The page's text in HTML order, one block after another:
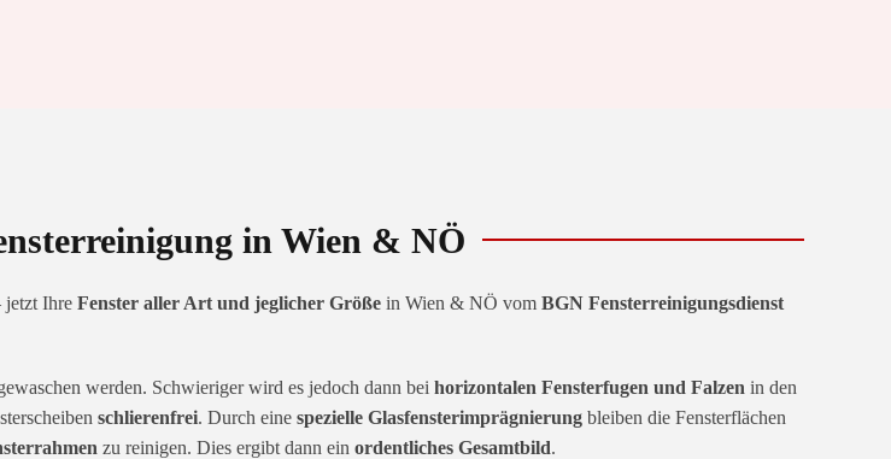
in Wien & NÖ
jetzt Ihre Fenster aller Art und jeglicher Größe in Wien & NÖ vom BGN Fensterreinigungsdienst
werden. Schwieriger wird es jedoch dann bei horizontalen Fensterfugen und Falzen in den
schlierenfrei. Durch eine spezielle Glasfensterimprägnierung bleiben die Fensterflächen
zu reinigen. Dies ergibt dann ein ordentliches Gesamtbild.